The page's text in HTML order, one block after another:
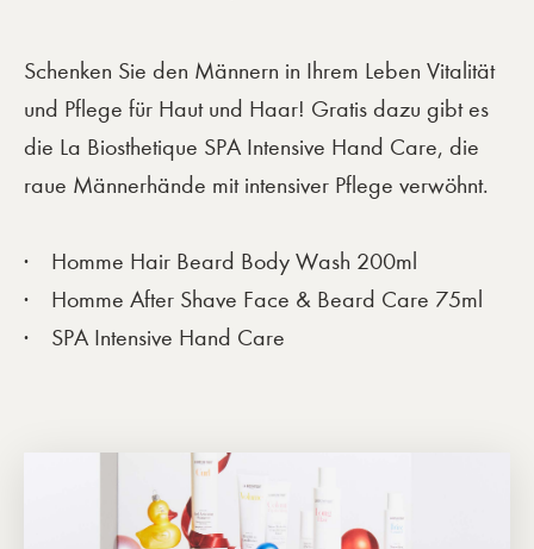
Schenken Sie den Männern in Ihrem Leben Vitalität
und Pflege für Haut und Haar! Gratis dazu gibt es
die La Biosthetique SPA Intensive Hand Care, die
raue Männerhände mit intensiver Pflege verwöhnt.
Homme Hair Beard Body Wash 200ml
Homme After Shave Face & Beard Care 75ml
SPA Intensive Hand Care